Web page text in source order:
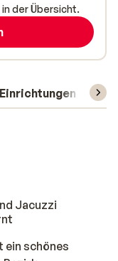
Einrichtungen
Jacuzzi
ein schönes
der Übersicht.